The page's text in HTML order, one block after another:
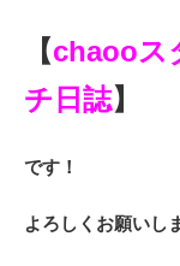
【chaooス
チ日誌】
です！
よろしくお願いし